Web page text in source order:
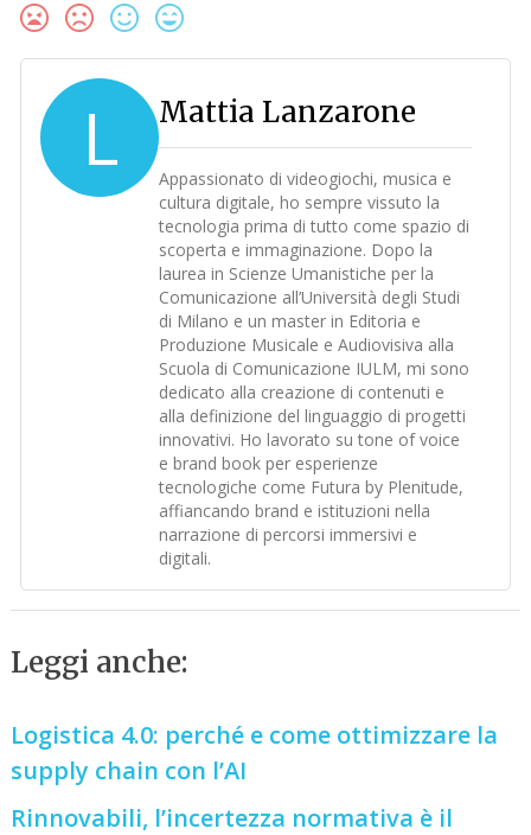
L Mattia Lanzarone
Appassionato di videogiochi, musica e
cultura digitale, ho sempre vissuto la
tecnologia prima di tutto come spazio di
scoperta e immaginazione. Dopo la
laurea in Scienze Umanistiche per la
Comunicazione all’Università degli Studi
di Milano e un master in Editoria e
Produzione Musicale e Audiovisiva alla
Scuola di Comunicazione IULM, mi sono
dedicato alla creazione di contenuti e
alla definizione del linguaggio di progetti
innovativi. Ho lavorato su tone of voice
e brand book per esperienze
tecnologiche come Futura by Plenitude,
affiancando brand e istituzioni nella
narrazione di percorsi immersivi e
digitali.
Leggi anche:
Logistica 4.0: perché e come ottimizzare la
supply chain con l’AI
Rinnovabili, l’incertezza normativa è il